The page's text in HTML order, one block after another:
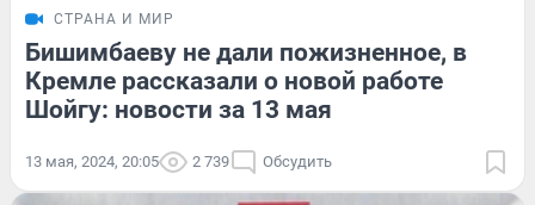
СТРАНА И МИР
Бишимбаеву не дали пожизненное, в
Кремле рассказали о новой работе
Шойгу: новости за 13 мая
13 мая, 2024, 20:05 2 739 Обсудить